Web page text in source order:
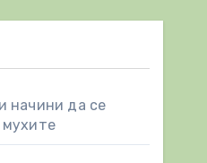
начини да се
мухите